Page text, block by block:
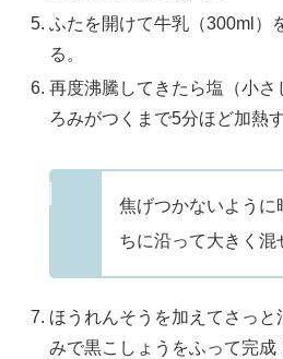
ふたを開けて牛乳（300ml）
る。
再度沸騰してきたら塩（小さ
ろみがつくまで5分ほど加熱す
焦げつかないように
ちに沿って大きく混
ほうれんそうを加えてさっ
みで黒こしょうをふって完成